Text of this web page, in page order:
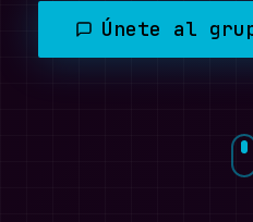
Únete al